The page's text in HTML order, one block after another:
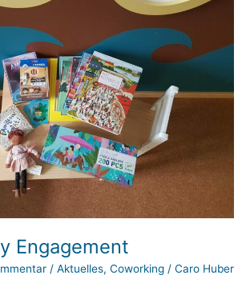
Engagement
/ Aktuelles, Coworking / Caro Huber